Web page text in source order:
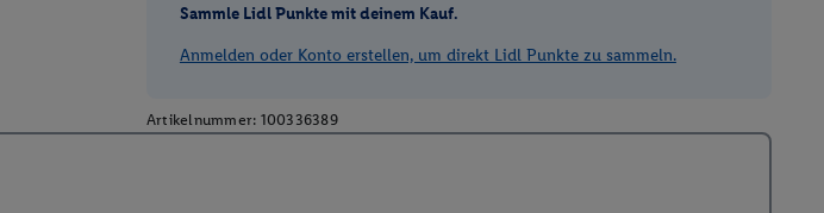
Sammle Lidl Punkte mit deinem Kauf.
Anmelden oder Konto erstellen, um direkt Lidl Punkte zu sammeln.
Artikelnummer: 100336389